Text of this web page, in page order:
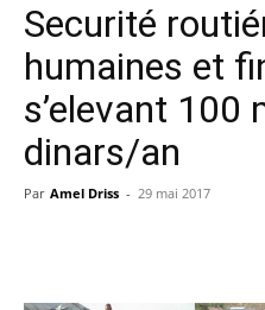
Securité
humaines et
s’elevant 100
dinars/an
Par Amel Driss - 29 mai 2017